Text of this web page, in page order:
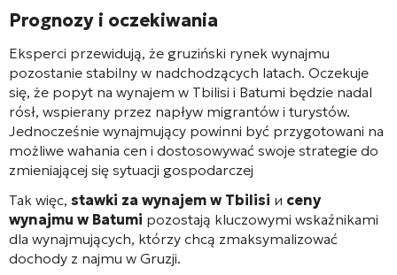
Prognozy i oczekiwania
Eksperci przewidują, że gruziński rynek wynajmu
pozostanie stabilny w nadchodzących latach. Oczekuje
się, że popyt na wynajem w Tbilisi i Batumi będzie nadal
rósł, wspierany przez napływ migrantów i turystów.
Jednocześnie wynajmujący powinni być przygotowani na
możliwe wahania cen i dostosowywać swoje strategie do
zmieniającej się sytuacji gospodarczej
Tak więc, stawki za wynajem w Tbilisi и ceny
wynajmu w Batumi pozostają kluczowymi wskaźnikami
dla wynajmujących, którzy chcą zmaksymalizować
dochody z najmu w Gruzji.